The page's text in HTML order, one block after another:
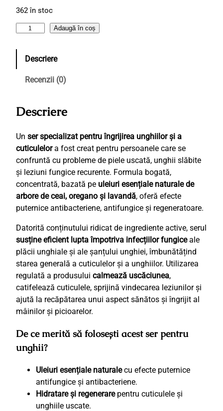
362 în stoc
n
C
a
l
l
u
x
S
r
A
n
t
i
f
u
n
i
c
Adaugă în coș
Descriere
Recenzii (0)
Descriere
Un ser specializat pentru îngrijirea unghiilor și a
cuticulelora fost creat pentru persoanele care se
confruntă cu probleme de piele uscată, unghii slăbite
și leziuni fungice recurente. Formula bogată,
concentrată, bazată pe uleiuri esențiale naturale de
arbore de ceai, oregano și lavandă, oferă efecte
puternice antibacteriene, antifungice și regeneratoare.
Datorită conținutului ridicat de ingrediente active, serul
susține eficient lupta împotriva infecțiilor fungiceale
plăcii unghiale și ale șanțului unghiei, îmbunătățind
starea generală a cuticulelor și a unghiilor. Utilizarea
regulată a produsului calmează uscăciunea,
catifelează cuticulele, sprijină vindecarea leziunilor și
ajută la recăpătarea unui aspect sănătos și îngrijit al
mâinilor și picioarelor.
De ce merită să folosești acest ser pentru
unghii?
Uleiuri esențiale naturalecu efecte puternice
antifungice și antibacteriene.
Hidratare și regenerarepentru cuticulele și
unghiile uscate.